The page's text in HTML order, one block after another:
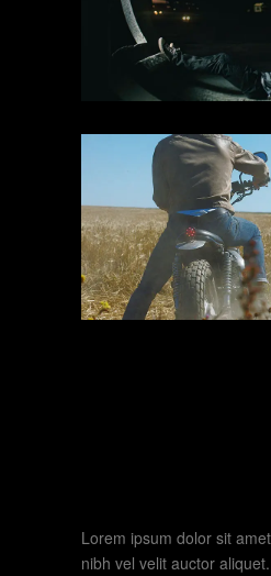
Lorem ipsum dolor sit
nibh vel velit auctor